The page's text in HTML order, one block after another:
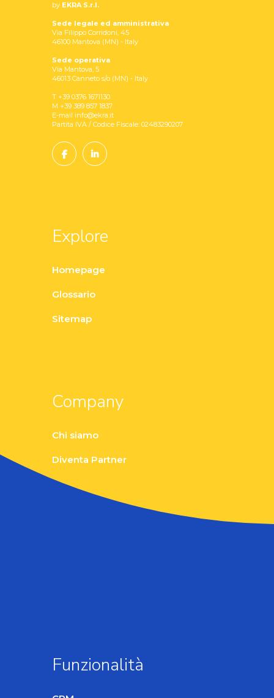
by EKRA S.r.l.
Sede legale ed amministrativa
Via Filippo Corridoni, 45
46100 Mantova (MN) - Italy
Sede operativa
Via Mantova, 5
46013 Canneto s/o (MN) - Italy
T +39 0376 1671130
M +39 389 857 1837
E-mail info@ekra.it
Partita IVA / Codice Fiscale: 02483290207
Explore
Homepage
Glossario
Sitemap
Company
Chi siamo
Diventa Partner
Funzionalità